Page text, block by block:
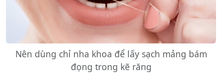
Nên dùng chỉ nha khoa để lấy sạch mảng bám
đọng trong kẽ răng